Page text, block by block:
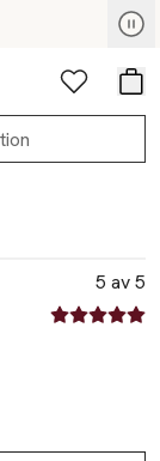
Favoriter
5 av 5
5 av fem